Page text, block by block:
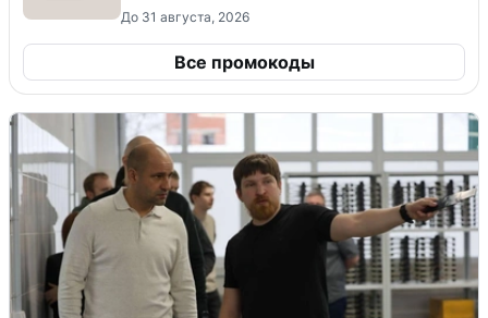
До 31 августа, 2026
Все промокоды